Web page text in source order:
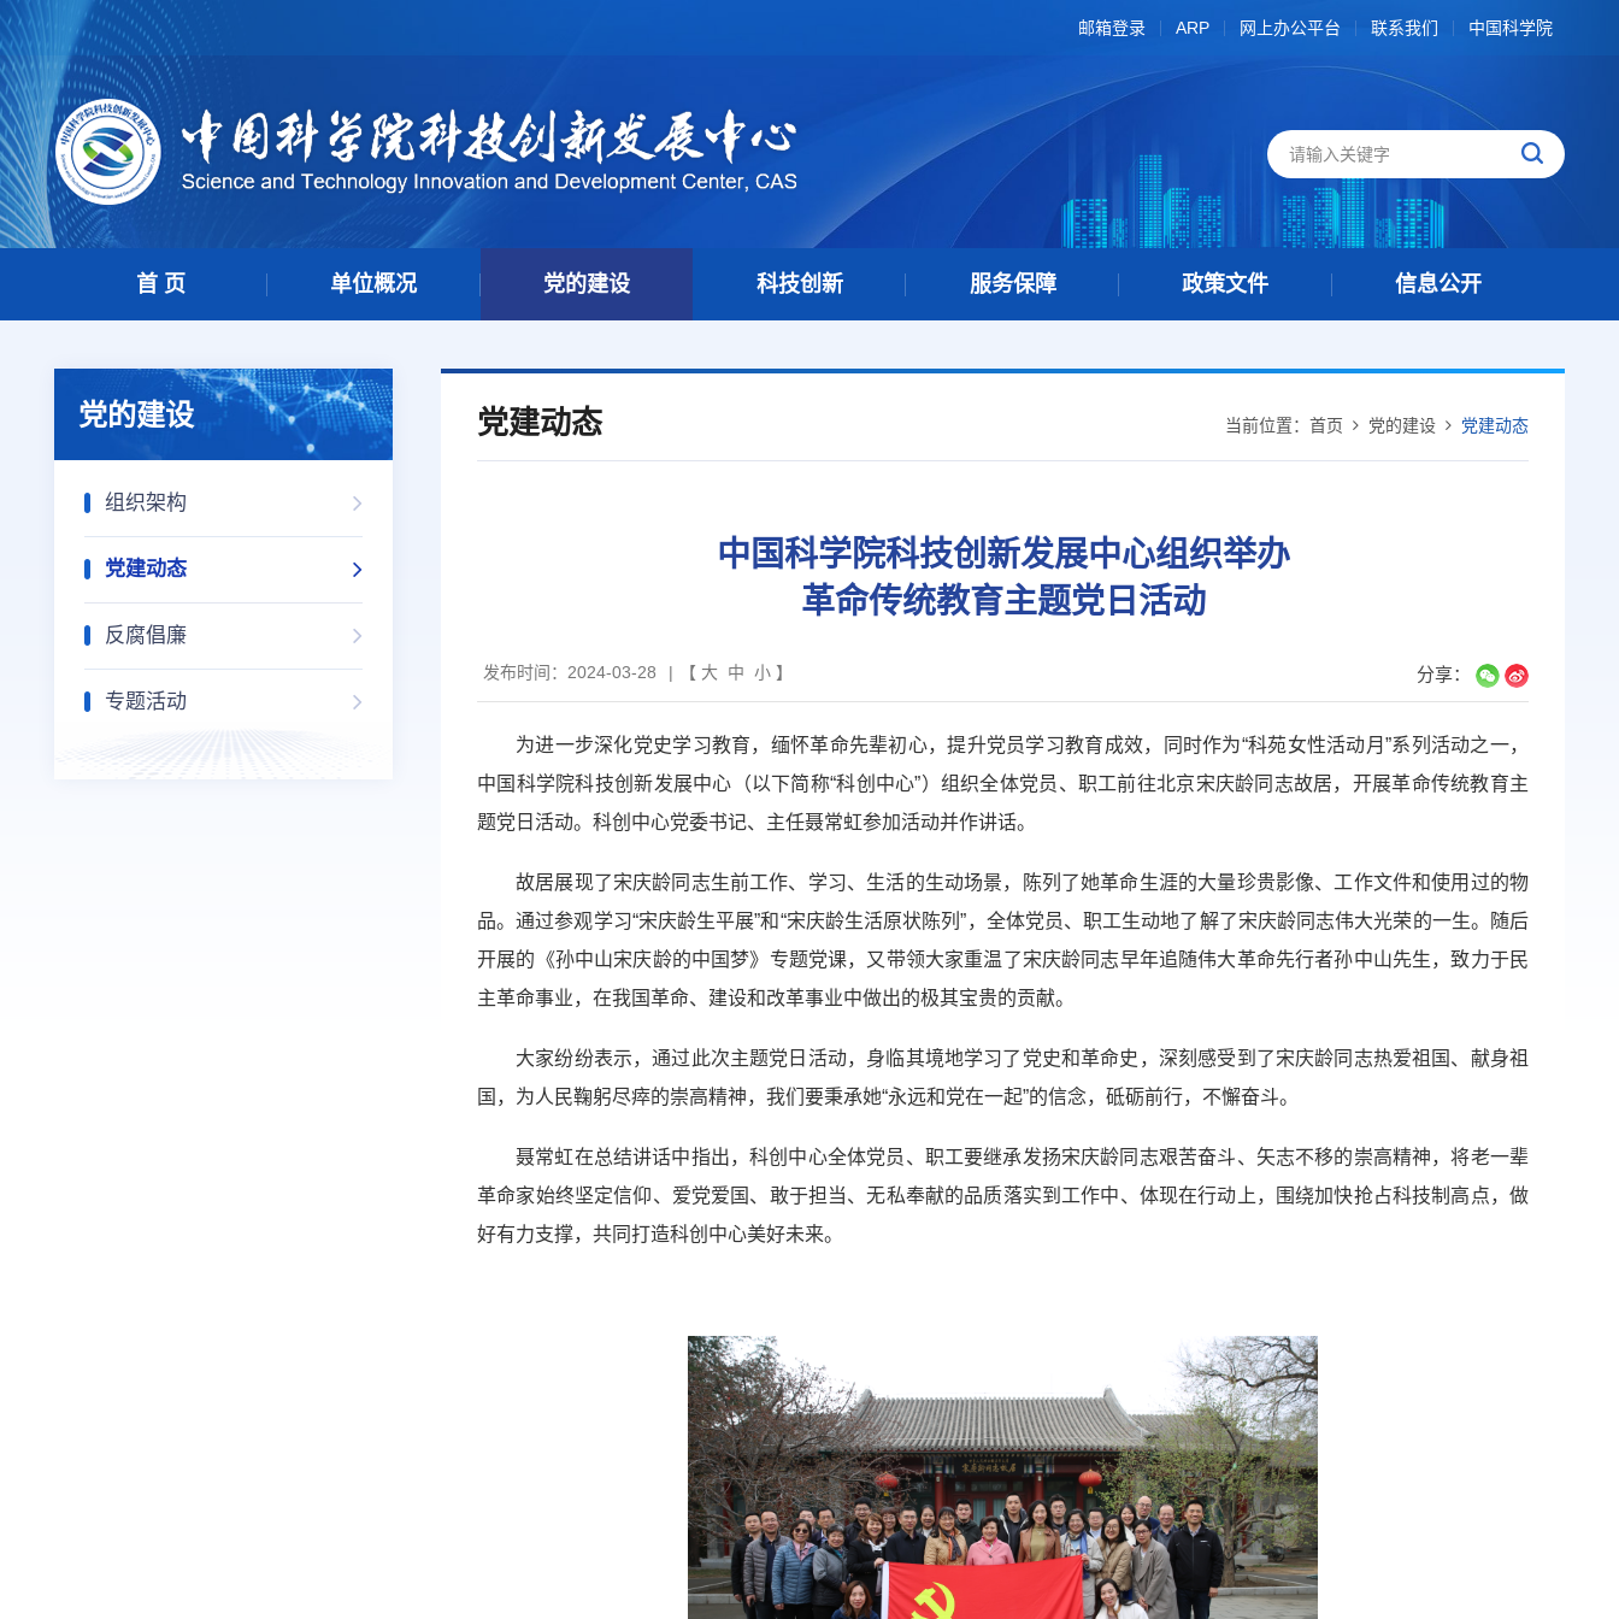
邮箱登录 ARP 网上办公平台 联系我们 中国科学院
首 页 单位概况 党的建设 科技创新 服务保障 政策文件 信息公开
党的建设
组织架构
党建动态
反腐倡廉
专题活动
当前位置： 首页 党的建设 党建动态
党建动态
中国科学院科技创新发展中心组织举办
革命传统教育主题党日活动
发布时间：2024-03-28 | 【 大 中 小 】 分享：
为进一步深化党史学习教育，缅怀革命先辈初心，提升党员学习教育成效，同时作为“科苑女性活动月”系列活动之一，
中国科学院科技创新发展中心（以下简称“科创中心”）组织全体党员、职工前往北京宋庆龄同志故居，开展革命传统教育主
题党日活动。科创中心党委书记、主任聂常虹参加活动并作讲话。
故居展现了宋庆龄同志生前工作、学习、生活的生动场景，陈列了她革命生涯的大量珍贵影像、工作文件和使用过的物
品。通过参观学习“宋庆龄生平展”和“宋庆龄生活原状陈列”，全体党员、职工生动地了解了宋庆龄同志伟大光荣的一生。随后
开展的《孙中山宋庆龄的中国梦》专题党课，又带领大家重温了宋庆龄同志早年追随伟大革命先行者孙中山先生，致力于民
主革命事业，在我国革命、建设和改革事业中做出的极其宝贵的贡献。
大家纷纷表示，通过此次主题党日活动，身临其境地学习了党史和革命史，深刻感受到了宋庆龄同志热爱祖国、献身祖
国，为人民鞠躬尽瘁的崇高精神，我们要秉承她“永远和党在一起”的信念，砥砺前行，不懈奋斗。
聂常虹在总结讲话中指出，科创中心全体党员、职工要继承发扬宋庆龄同志艰苦奋斗、矢志不移的崇高精神，将老一辈
革命家始终坚定信仰、爱党爱国、敢于担当、无私奉献的品质落实到工作中、体现在行动上，围绕加快抢占科技制高点，做
好有力支撑，共同打造科创中心美好未来。